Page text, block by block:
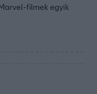
filmek egyik